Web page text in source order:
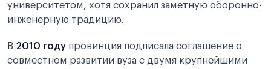
университетом, хотя сохранил заметную оборонно-
инженерную традицию.
В 2010 году провинция подписала соглашение о
совместном развитии вуза с двумя крупнейшими